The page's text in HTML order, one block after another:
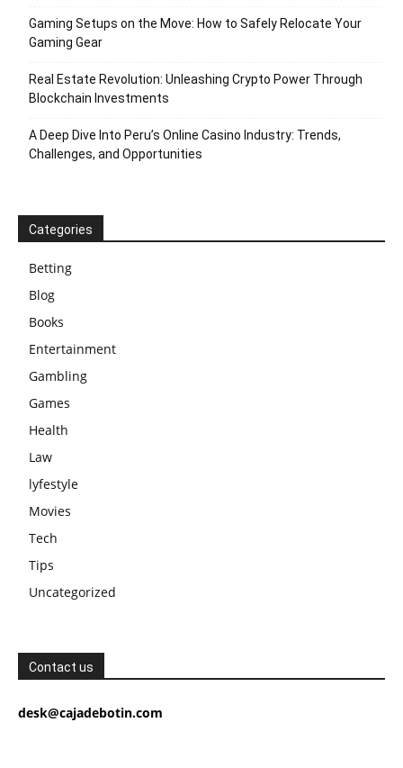
Gaming Setups on the Move: How to Safely Relocate Your
Gaming Gear
Real Estate Revolution: Unleashing Crypto Power Through
Blockchain Investments
A Deep Dive Into Peru’s Online Casino Industry: Trends,
Challenges, and Opportunities
Categories
Betting
Blog
Books
Entertainment
Gambling
Games
Health
Law
lyfestyle
Movies
Tech
Tips
Uncategorized
Contact us
desk@cajadebotin.com